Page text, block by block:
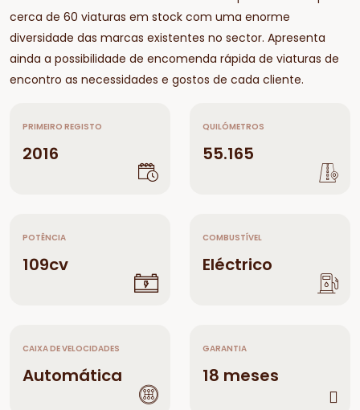
cerca de 60 viaturas em stock com uma enorme
diversidade das marcas existentes no sector. Apresenta
ainda a possibilidade de encomenda rápida de viaturas de
encontro as necessidades e gostos de cada cliente.
PRIMEIRO REGISTO
2016
QUILÓMETROS
55.165
POTÊNCIA
109cv
COMBUSTÍVEL
Eléctrico
CAIXA DE VELOCIDADES
Automática
GARANTIA
18 meses